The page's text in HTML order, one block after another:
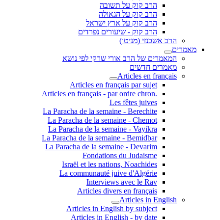
הרב קוק על תשובה
הרב קוק על הגאולה
הרב קוק על ארץ ישראל
הרב קוק - שיעורים נפרדים
הרב אשכנזי (מניטו)
מאמרים
המאמרים של הרב אורי שרקי לפי נושא
מאמרים חדשים
Articles en français
Articles en français par sujet
.Articles en français - par ordre chron
Les fêtes juives
La Paracha de la semaine - Berechite
La Paracha de la semaine - Chemot
La Paracha de la semaine - Vayikra
La Paracha de la semaine - Bemidbar
La Paracha de la semaine - Devarim
Fondations du Judaisme
Israël et les nations, Noachides
La communauté juive d'Algérie
Interviews avec le Rav
Articles divers en français
Articles in English
Articles in English by subject
Articles in English - by date